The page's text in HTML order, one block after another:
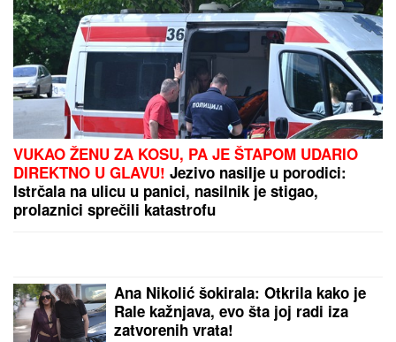
VUKAO ŽENU ZA KOSU, PA JE ŠTAPOM UDARIO
DIREKTNO U GLAVU! Jezivo nasilje u porodici:
Istrčala na ulicu u panici, nasilnik je stigao,
prolaznici sprečili katastrofu
Ana Nikolić šokirala: Otkrila kako je
Rale kažnjava, evo šta joj radi iza
zatvorenih vrata!